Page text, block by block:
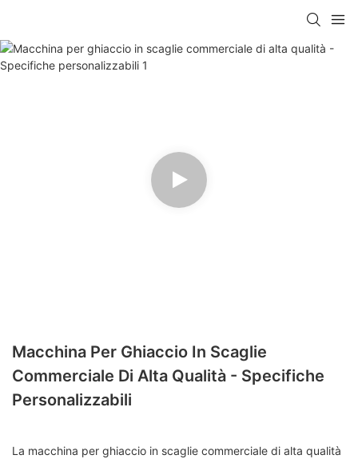
Macchina Per Ghiaccio In Scaglie
Commerciale Di Alta Qualità - Specifiche
Personalizzabili
La macchina per ghiaccio in scaglie commerciale di alta qualità